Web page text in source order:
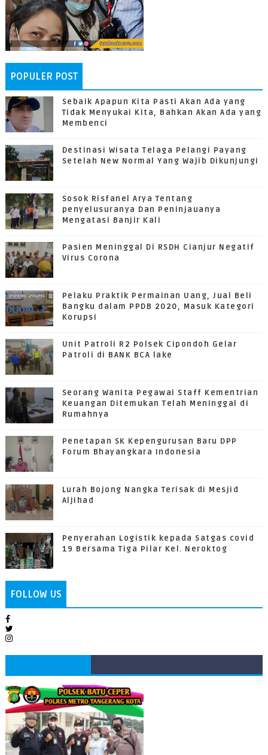
POPULER POST
Sebaik Apapun Kita Pasti Akan Ada yang
Tidak Menyukai Kita, Bahkan Akan Ada yang
Membenci
Destinasi Wisata Telaga Pelangi Payang
Setelah New Normal Yang Wajib Dikunjungi
Sosok Risfanel Arya Tentang
penyelusuranya Dan Peninjauanya
Mengatasi Banjir Kali
Pasien Meninggal Di RSDH Cianjur Negatif
Virus Corona
Pelaku Praktik Permainan Uang, Jual Beli
Bangku dalam PPDB 2020, Masuk Kategori
Korupsi
Unit Patroli R2 Polsek Cipondoh Gelar
Patroli di BANK BCA lake
Seorang Wanita Pegawai Staff Kementrian
Keuangan Ditemukan Telah Meninggal di
Rumahnya
Penetapan SK Kepengurusan Baru DPP
Forum Bhayangkara Indonesia
Lurah Bojong Nangka Terisak di Mesjid
Aljihad
Penyerahan Logistik kepada Satgas covid
19 Bersama Tiga Pilar Kel. Neroktog
FOLLOW US